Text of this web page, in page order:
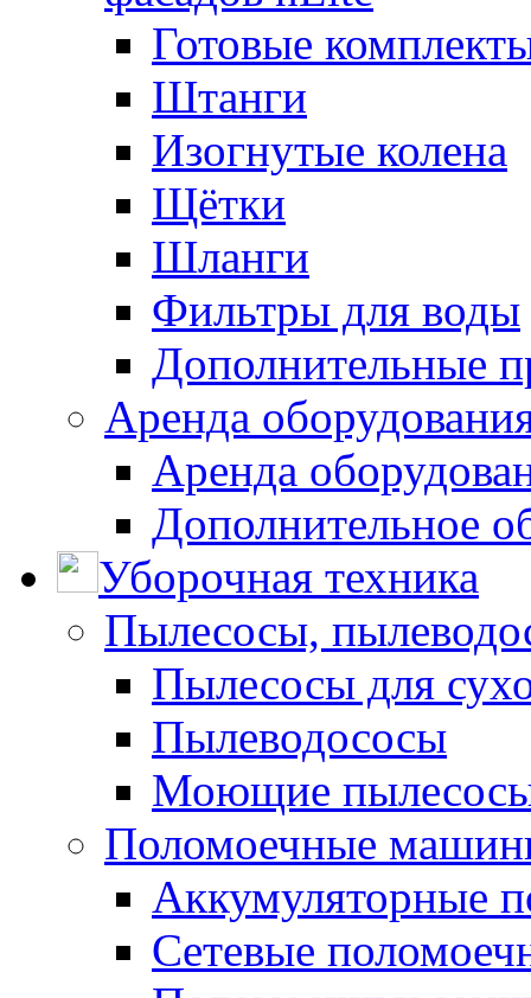
Готовые
Штанги
Изогнутые колена
Щётки
Шланги
Фильтры для воды
Дополнительные
Аренда
Аренда
Дополнительное
Уборочная техника
Пылесосы,
Пылесосы для
Пылеводососы
Моющие пылесосы
Поломоечные
Аккумуляторные
Сетевые